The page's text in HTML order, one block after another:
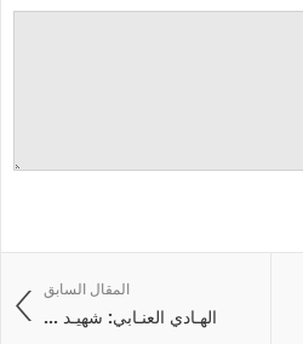
المقال السابق
الهـادي العنـابي: شهيـد ...